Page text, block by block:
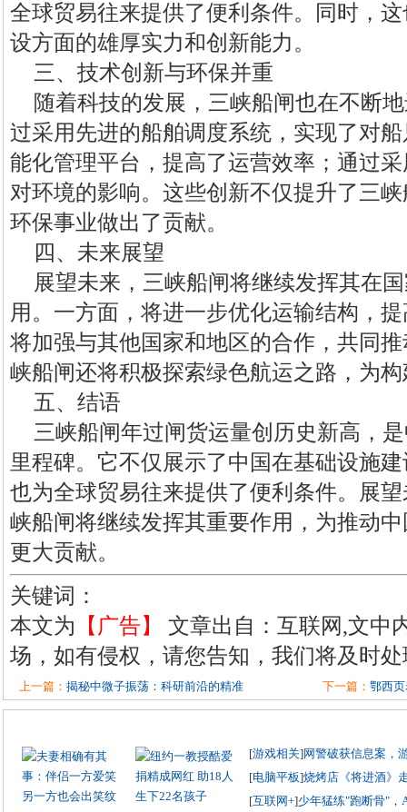
全球贸易往来提供了便利条件。同时，
设方面的雄厚实力和创新能力。
三、技术创新与环保并重
随着科技的发展，三峡船闸也在不断
过采用先进的船舶调度系统，实现了对
能化管理平台，提高了运营效率；通过
对环境的影响。这些创新不仅提升了三
环保事业做出了贡献。
四、未来展望
展望未来，三峡船闸将继续发挥其在
用。一方面，将进一步优化运输结构，
将加强与其他国家和地区的合作，共同
峡船闸还将积极探索绿色航运之路，为
五、结语
三峡船闸年过闸货运量创历史新高，
里程碑。它不仅展示了中国在基础设施
也为全球贸易往来提供了便利条件。展
峡船闸将继续发挥其重要作用，为推动
更大贡献。
关键词：
本文为 【广告】
文章出自：互联网,文中
场，如有侵权，请您告知，我们将及时
上一篇： 揭秘中微子振荡：科研前沿的精准 下一篇： 鄂西
[游戏相关]网警破获信息案，
[电脑平板]烧烤店《将进酒》
[互联网+]少年猛练"跑断骨"，